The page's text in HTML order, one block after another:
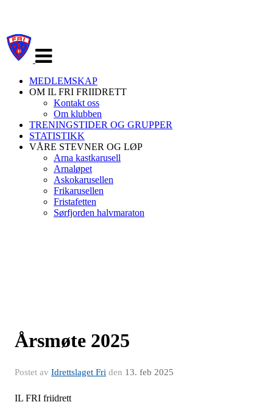
navigasjon
MEDLEMSKAP
OM IL FRI FRIIDRETT
Kontakt oss
Om klubben
TRENINGSTIDER OG GRUPPER
STATISTIKK
VÅRE STEVNER OG LØP
Arna kastkarusell
Arnaløpet
Askokarusellen
Frikarusellen
Fristafetten
Sørfjorden halvmaraton
Årsmøte 2025
Postet av Idrettslaget Fri den 13. feb 2025
IL FRI friidrett